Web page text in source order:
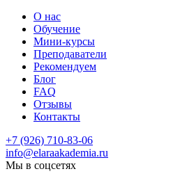
О нас
Обучение
Мини-курсы
Преподаватели
Рекомендуем
Блог
FAQ
Отзывы
Контакты
+7 (926) 710-83-06
info@elaraakademia.ru
Мы в соцсетях